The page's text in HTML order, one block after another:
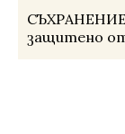
защитено от